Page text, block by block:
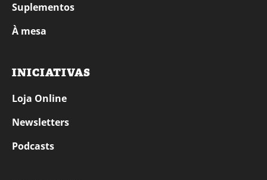
Suplementos
À mesa
INICIATIVAS
Loja Online
Newsletters
Podcasts